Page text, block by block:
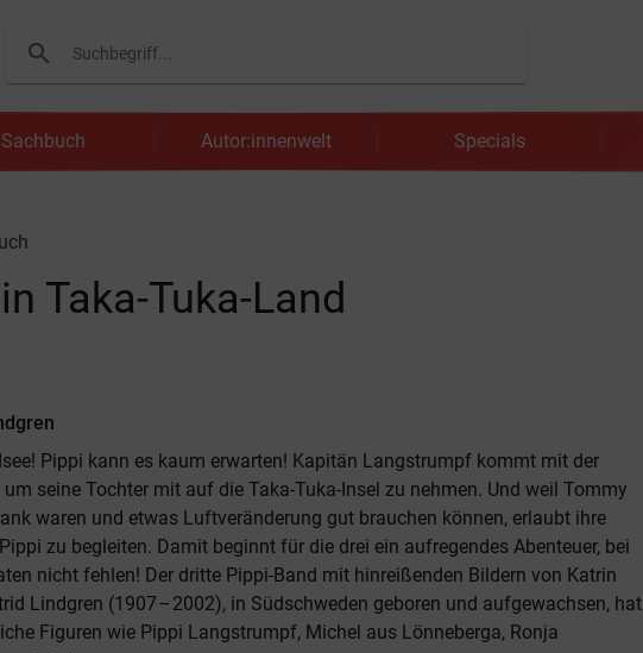
search
Suchen
Sachbuch Autor:innenwelt Specials
Taka-Tuka-Land
Pippi kann es kaum erwarten! Kapitän Langstrumpf kommt mit der
um seine Tochter mit auf die Taka-Tuka-Insel zu nehmen. Und weil Tommy
waren und etwas Luftveränderung gut brauchen können, erlaubt ihre
Pippi zu begleiten. Damit beginnt für die drei ein aufregendes Abenteuer, bei
nicht fehlen! Der dritte Pippi-Band mit hinreißenden Bildern von Katrin
Lindgren (1907 – 2002), in Südschweden geboren und aufgewachsen, hat
Figuren wie Pippi Langstrumpf, Michel aus Lönneberga, Ronja